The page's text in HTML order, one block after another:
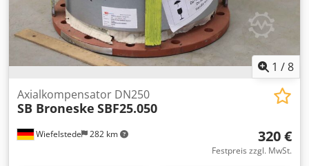
1 /8
Wiefelstede 282 km
Axialkompensator DN250
SB Broneske SBF25.050
320 €
Festpreis zzgl. MwSt.